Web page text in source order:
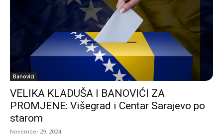
Banovici
VELIKA KLADUŠA I BANOVIĆI ZA
PROMJENE: Višegrad i Centar Sarajevo po
starom
November 29, 2024